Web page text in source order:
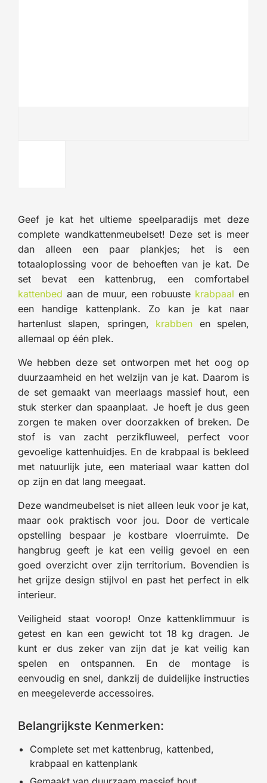
Geef je kat het ultieme speelparadijs met deze
complete wandkattenmeubelset! Deze set is meer
dan alleen een paar plankjes; het is een
totaaloplossing voor de behoeften van je kat. De
set bevat een kattenbrug, een comfortabel
kattenbed aan de muur, een robuuste krabpaal en
een handige kattenplank. Zo kan je kat naar
hartenlust slapen, springen, krabben en spelen,
allemaal op één plek.
We hebben deze set ontworpen met het oog op
duurzaamheid en het welzijn van je kat. Daarom is
de set gemaakt van meerlaags massief hout, een
stuk sterker dan spaanplaat. Je hoeft je dus geen
zorgen te maken over doorzakken of breken. De
stof is van zacht perzikfluweel, perfect voor
gevoelige kattenhuidjes. En de krabpaal is bekleed
met natuurlijk jute, een materiaal waar katten dol
op zijn en dat lang meegaat.
Deze wandmeubelset is niet alleen leuk voor je kat,
maar ook praktisch voor jou. Door de verticale
opstelling bespaar je kostbare vloerruimte. De
hangbrug geeft je kat een veilig gevoel en een
goed overzicht over zijn territorium. Bovendien is
het grijze design stijlvol en past het perfect in elk
interieur.
Veiligheid staat voorop! Onze kattenklimmuur is
getest en kan een gewicht tot 18 kg dragen. Je
kunt er dus zeker van zijn dat je kat veilig kan
spelen en ontspannen. En de montage is
eenvoudig en snel, dankzij de duidelijke instructies
en meegeleverde accessoires.
Belangrijkste Kenmerken:
Complete set met kattenbrug, kattenbed,
krabpaal en kattenplank